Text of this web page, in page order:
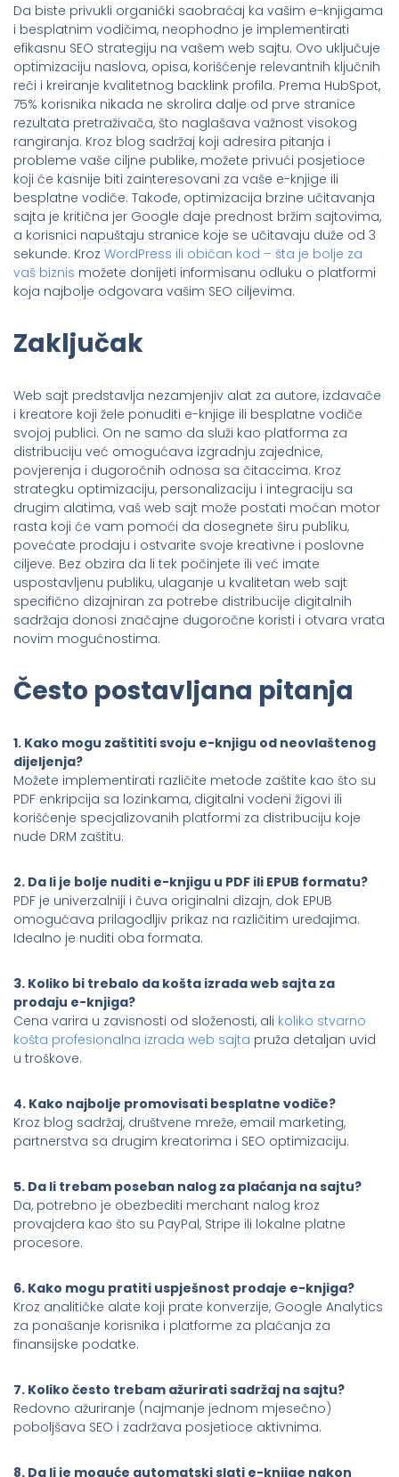
Da biste privukli organički saobraćaj ka vašim e-knjigama
i besplatnim vodičima, neophodno je implementirati
efikasnu SEO strategiju na vašem web sajtu. Ovo uključuje
optimizaciju naslova, opisa, korišćenje relevantnih ključnih
reči i kreiranje kvalitetnog backlink profila. Prema HubSpot,
75% korisnika nikada ne skrolira dalje od prve stranice
rezultata pretraživača, što naglašava važnost visokog
rangiranja. Kroz blog sadržaj koji adresira pitanja i
probleme vaše ciljne publike, možete privući posjetioce
koji će kasnije biti zainteresovani za vaše e-knjige ili
besplatne vodiče. Takođe, optimizacija brzine učitavanja
sajta je kritična jer Google daje prednost bržim sajtovima,
a korisnici napuštaju stranice koje se učitavaju duže od 3
sekunde. Kroz WordPress ili običan kod – šta je bolje za
vaš biznis možete donijeti informisanu odluku o platformi
koja najbolje odgovara vašim SEO ciljevima.
Zaključak
Web sajt predstavlja nezamjenjiv alat za autore, izdavače
i kreatore koji žele ponuditi e-knjige ili besplatne vodiče
svojoj publici. On ne samo da služi kao platforma za
distribuciju već omogućava izgradnju zajednice,
povjerenja i dugoročnih odnosa sa čitaccima. Kroz
strategku optimizaciju, personalizaciju i integraciju sa
drugim alatima, vaš web sajt može postati moćan motor
rasta koji će vam pomoći da dosegnete širu publiku,
povećate prodaju i ostvarite svoje kreativne i poslovne
ciljeve. Bez obzira da li tek počinjete ili već imate
uspostavljenu publiku, ulaganje u kvalitetan web sajt
specifično dizajniran za potrebe distribucije digitalnih
sadržaja donosi značajne dugoročne koristi i otvara vrata
novim mogućnostima.
Često postavljana pitanja
1. Kako mogu zaštititi svoju e-knjigu od neovlaštenog
dijeljenja?
Možete implementirati različite metode zaštite kao što su
PDF enkripcija sa lozinkama, digitalni vodeni žigovi ili
korišćenje specjalizovanih platformi za distribuciju koje
nude DRM zaštitu.
2. Da li je bolje nuditi e-knjigu u PDF ili EPUB formatu?
PDF je univerzalniji i čuva originalni dizajn, dok EPUB
omogućava prilagodljiv prikaz na različitim uređajima.
Idealno je nuditi oba formata.
3. Koliko bi trebalo da košta izrada web sajta za
prodaju e-knjiga?
Cena varira u zavisnosti od složenosti, ali koliko stvarno
košta profesionalna izrada web sajta pruža detaljan uvid
u troškove.
4. Kako najbolje promovisati besplatne vodiče?
Kroz blog sadržaj, društvene mreže, email marketing,
partnerstva sa drugim kreatorima i SEO optimizaciju.
5. Da li trebam poseban nalog za plaćanja na sajtu?
Da, potrebno je obezbediti merchant nalog kroz
provajdera kao što su PayPal, Stripe ili lokalne platne
procesore.
6. Kako mogu pratiti uspješnost prodaje e-knjiga?
Kroz analitičke alate koji prate konverzije, Google Analytics
za ponašanje korisnika i platforme za plaćanja za
finansijske podatke.
7. Koliko često trebam ažurirati sadržaj na sajtu?
Redovno ažuriranje (najmanje jednom mjesečno)
poboljšava SEO i zadržava posjetioce aktivnima.
8. Da li je moguće automatski slati e-knjige nakon